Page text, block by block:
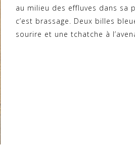
au milieu des effluves dans sa
c’est brassage. Deux billes
sourire et une tchatche à